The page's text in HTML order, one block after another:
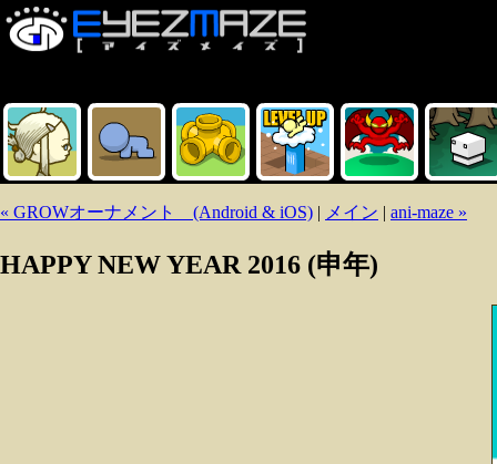
« GROWオーナメント (Android & iOS) | メイン | ani-maze »
HAPPY NEW YEAR 2016 (申年)